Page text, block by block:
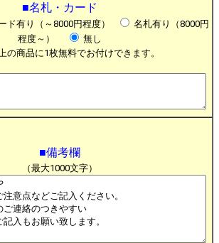
■名札・カード
ド有り（～8000円程度）
名札有り（8000円
程度～）
無し
の商品に1枚無料でお付けできます。
■備考欄
（最大1000文字）